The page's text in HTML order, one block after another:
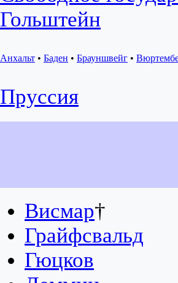
Гольштейн
Анхальт • Баден • Брауншвейг •
Пруссия
Висмар†
Грайфсвальд
Гюцков